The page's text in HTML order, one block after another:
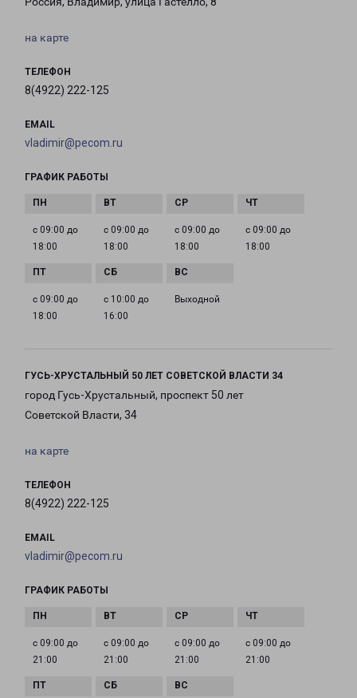
на карте
ТЕЛЕФОН
8(4922) 222-125
EMAIL
vladimir@pecom.ru
ГРАФИК РАБОТЫ
с 09:00 до
18:00
с 09:00 до
18:00
с 09:00 до
18:00
с 09:00 до
18:00
с 09:00 до
18:00
с 10:00 до
16:00
Выходной
ГУСЬ-ХРУСТАЛЬНЫЙ 50 ЛЕТ СОВЕТСКОЙ ВЛАСТИ 34
город Гусь-Хрустальный, проспект 50 лет
Советской Власти, 34
на карте
ТЕЛЕФОН
8(4922) 222-125
EMAIL
vladimir@pecom.ru
ГРАФИК РАБОТЫ
с 09:00 до
21:00
с 09:00 до
21:00
с 09:00 до
21:00
с 09:00 до
21:00